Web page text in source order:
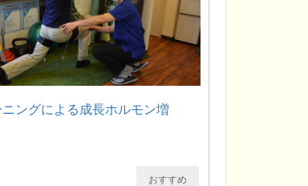
ングによる成長ホルモン増
おすすめ